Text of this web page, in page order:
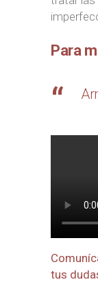
Para
tus